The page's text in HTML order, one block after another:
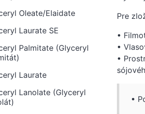
Oleate/Elaidate
Laurate SE
Palmitate (Glyceryl
Laurate
Lanolate (Glyceryl
Pre
•
•
•
•